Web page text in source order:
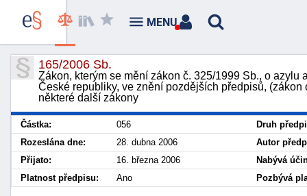
165/2006 Sb.
Zákon, kterým se mění zákon č. 325/1999 Sb., o
České republiky, ve znění pozdějších předpisů,
některé další zákony
Částka: 056
Druh
Rozeslána dne:
28. dubna 2006
Autor
Přijato:
16. března 2006
Nabývá
Platnost předpisu:
Ano Pozbývá
MENU